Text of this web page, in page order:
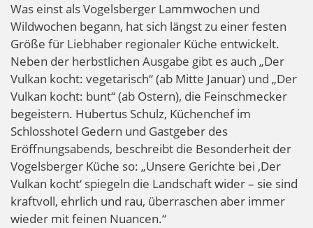
Was einst als Vogelsberger Lammwochen und
Wildwochen begann, hat sich längst zu einer festen
Größe für Liebhaber regionaler Küche entwickelt.
Neben der herbstlichen Ausgabe gibt es auch „Der
Vulkan kocht: vegetarisch“ (ab Mitte Januar) und „Der
Vulkan kocht: bunt“ (ab Ostern), die Feinschmecker
begeistern. Hubertus Schulz, Küchenchef im
Schlosshotel Gedern und Gastgeber des
Eröffnungsabends, beschreibt die Besonderheit der
Vogelsberger Küche so: „Unsere Gerichte bei ‚Der
Vulkan kocht‘ spiegeln die Landschaft wider – sie sind
kraftvoll, ehrlich und rau, überraschen aber immer
wieder mit feinen Nuancen.“